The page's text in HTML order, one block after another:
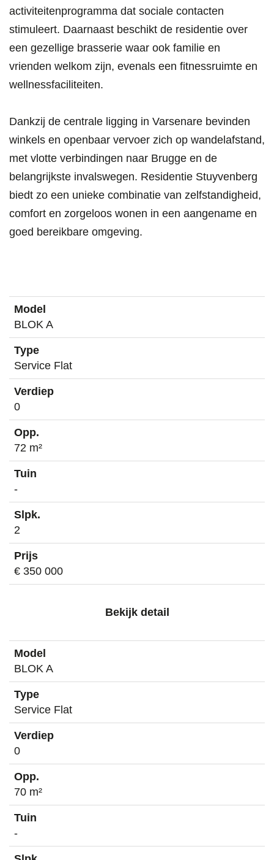
activiteitenprogramma dat sociale contacten
stimuleert. Daarnaast beschikt de residentie over
een gezellige brasserie waar ook familie en
vrienden welkom zijn, evenals een fitnessruimte en
wellnessfaciliteiten.
Dankzij de centrale ligging in Varsenare bevinden
winkels en openbaar vervoer zich op wandelafstand,
met vlotte verbindingen naar Brugge en de
belangrijkste invalswegen. Residentie Stuyvenberg
biedt zo een unieke combinatie van zelfstandigheid,
comfort en zorgeloos wonen in een aangename en
goed bereikbare omgeving.
BLOK A
Service Flat
0
72 m²
-
2
€ 350 000
Bekijk detail
BLOK A
Service Flat
0
70 m²
-